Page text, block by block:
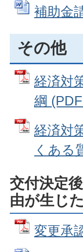
補助金
その他
経済対
綱
経済対
くある
交付決定
由が生じ
変更承